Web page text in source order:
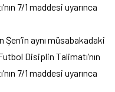
7/1 maddesi uyarınca
aynı müsabakadaki
Disiplin Talimatı’nın
7/1 maddesi uyarınca